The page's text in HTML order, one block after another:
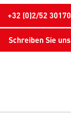
+32 (0)2/52 30170
Schreiben Sie uns